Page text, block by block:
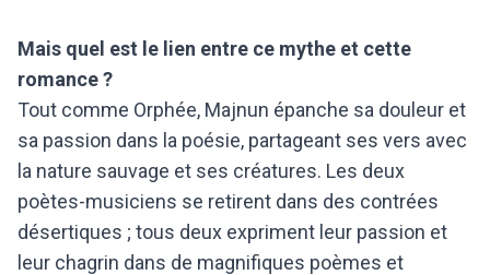
Mais quel est le lien entre ce mythe et cette
romance ?
Tout comme Orphée, Majnun épanche sa douleur et
sa passion dans la poésie, partageant ses vers avec
la nature sauvage et ses créatures. Les deux
poètes-musiciens se retirent dans des contrées
désertiques ; tous deux expriment leur passion et
leur chagrin dans de magnifiques poèmes et